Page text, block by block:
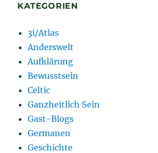
KATEGORIEN
3i/Atlas
Anderswelt
Aufklärung
Bewusstsein
Celtic
Ganzheitlich Sein
Gast-Blogs
Germanen
Geschichte